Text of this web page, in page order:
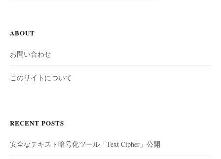
ABOUT
お問い合わせ
このサイトについて
RECENT POSTS
安全なテキスト暗号化ツール「Text Cipher」公開